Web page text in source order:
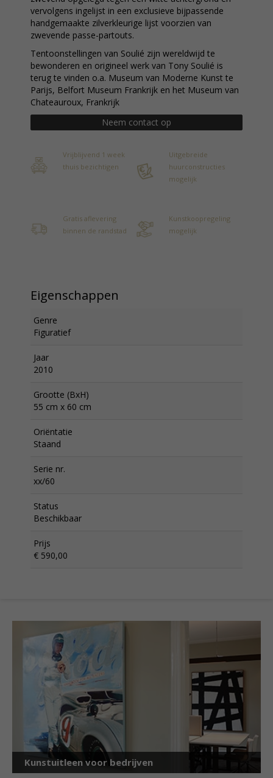
vervolgens ingelijst in een exclusieve bijpassende
handgemaakte zilverkleurige lijst voorzien van
zwevende passe-partouts.
Tentoonstellingen van Soulié zijn wereldwijd te
bewonderen en origineel werk van Tony Soulié is
terug te vinden o.a. Museum van Moderne Kunst te
Parijs, Belfort Museum Frankrijk en het Museum van
Chateauroux, Frankrijk
Neem contact op
Vrijblijvend 1 week
thuis bezichtigen
Uitgebreide
huurconstructies
mogelijk
Gratis aflevering
binnen de randstad
Kunstkoopregeling
mogelijk
Eigenschappen
Genre
Figuratief
Jaar
2010
Grootte (BxH)
55 cm x 60 cm
Oriëntatie
Staand
Serie nr.
xx/60
Status
Beschikbaar
Prijs
€ 590,00
Kunstuitleen voor bedrijven